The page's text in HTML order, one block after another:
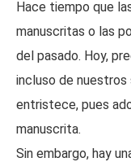
Hace tiempo que
manuscritas o las
del pasado. Hoy,
incluso de nuestros
entristece, pues
manuscrita.
Sin embargo, hay